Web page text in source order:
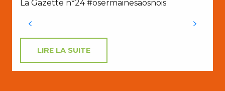
La Gazette n°24 #osermainesaosnois
LIRE LA SUITE